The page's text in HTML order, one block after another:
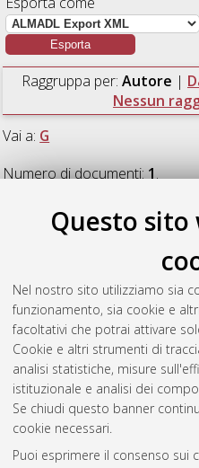
Questo sito
Nel nostro sito utilizziamo sia
funzionamento, sia cookie e
facoltativi che potrai attivare
Cookie e altri strumenti di
analisi statistiche, misure
istituzionale e analisi dei
Se chiudi questo banner
cookie necessari.
Puoi esprimere il consenso sui
Raggruppa per: Autore |
Nessun
Vai a: G
Numero di documenti:1.
(2007)
sensitivity of the AMS-02
Mater Studiorum Università
Fisica, 19 Ciclo. DOI 10.6092/
Questa lista e' stata generata
Atom